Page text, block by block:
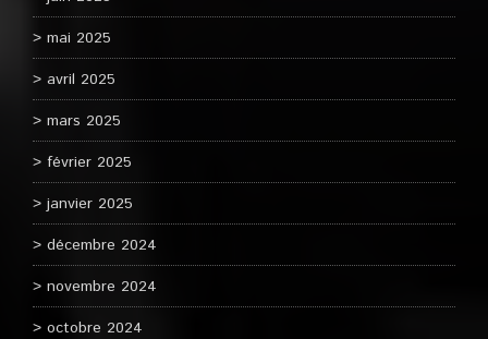
mai 2025
avril 2025
mars 2025
février 2025
janvier 2025
décembre 2024
novembre 2024
octobre 2024